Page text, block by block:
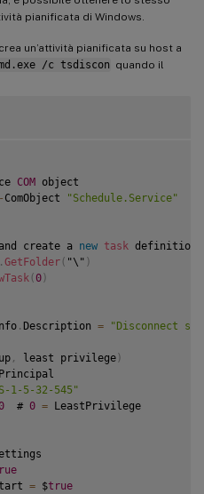
pianificata di Windows.
un’attività pianificata su host a
/c tsdiscon quando il
COM object
- ComObject
"Schedule.Service"
create a new task definition
. GetFolder "\" )
0 )
. Description = "Disconnect
, least privilege )
Principal
1-5-32-545"
  #
0 = LeastPrivilege
= $true